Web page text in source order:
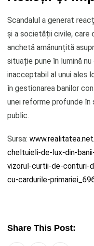
Scandalul a generat
și a societății civile, care
anchetă amănunțită
situație pune în lumină
inacceptabil al unui ales
în gestionarea banilor
unei reforme profunde
public.
Sursa:
cheltuieli-de-lux-din-
vizorul-curtii-de-conturi-
cu-cardurile-
Share This Post: